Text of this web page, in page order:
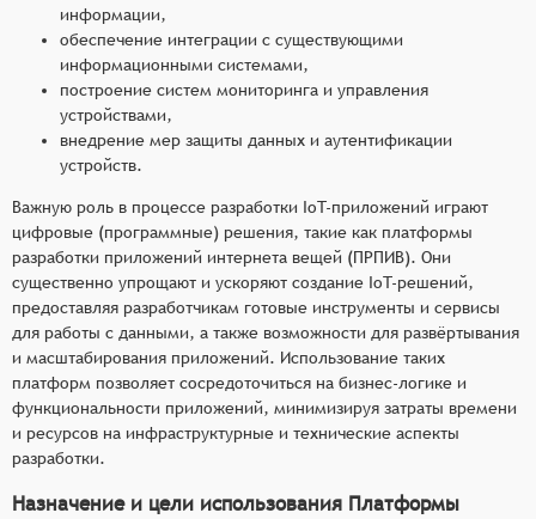
информации,
обеспечение интеграции с существующими
информационными системами,
построение систем мониторинга и управления
устройствами,
внедрение мер защиты данных и аутентификации
устройств.
Важную роль в процессе разработки IoT-приложений играют
цифровые (программные) решения, такие как платформы
разработки приложений интернета вещей (ПРПИВ). Они
существенно упрощают и ускоряют создание IoT-решений,
предоставляя разработчикам готовые инструменты и сервисы
для работы с данными, а также возможности для развёртывания
и масштабирования приложений. Использование таких
платформ позволяет сосредоточиться на бизнес-логике и
функциональности приложений, минимизируя затраты времени
и ресурсов на инфраструктурные и технические аспекты
разработки.
Назначение и цели использования Платформы